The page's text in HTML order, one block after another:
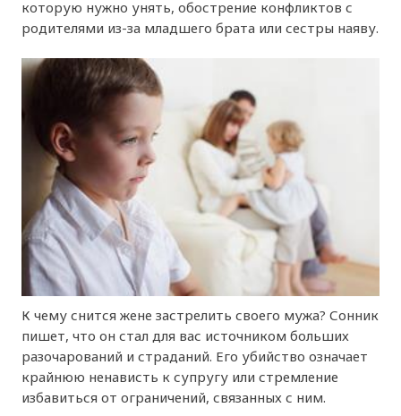
которую нужно унять, обострение конфликтов с
родителями из-за младшего брата или сестры наяву.
К чему снится жене застрелить своего мужа? Сонник
пишет, что он стал для вас источником больших
разочарований и страданий. Его убийство означает
крайнюю ненависть к супругу или стремление
избавиться от ограничений, связанных с ним.